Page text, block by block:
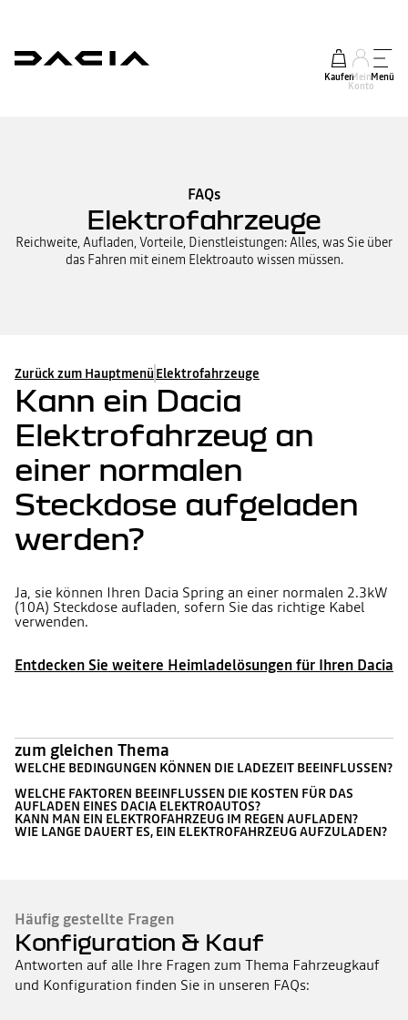
KaufenMein
Konto
Menü
FAQs
Elektrofahrzeuge
Reichweite, Aufladen, Vorteile, Dienstleistungen: Alles, was Sie über
das Fahren mit einem Elektroauto wissen müssen.
Zurück zum Hauptmenü Elektrofahrzeuge
Kann ein Dacia
Elektrofahrzeug an
einer normalen
Steckdose aufgeladen
werden?
Ja, sie können Ihren Dacia Spring an einer normalen 2.3kW
(10A) Steckdose aufladen, sofern Sie das richtige Kabel
verwenden.
Entdecken Sie weitere Heimladelösungen für Ihren Dacia
zum gleichen Thema
WELCHE BEDINGUNGEN KÖNNEN DIE LADEZEIT BEEINFLUSSEN?
WELCHE FAKTOREN BEEINFLUSSEN DIE KOSTEN FÜR DAS
AUFLADEN EINES DACIA ELEKTROAUTOS?
KANN MAN EIN ELEKTROFAHRZEUG IM REGEN AUFLADEN?
WIE LANGE DAUERT ES, EIN ELEKTROFAHRZEUG AUFZULADEN?
Häufig gestellte Fragen
Konfiguration & Kauf
Antworten auf alle Ihre Fragen zum Thema Fahrzeugkauf
und Konfiguration finden Sie in unseren FAQs: